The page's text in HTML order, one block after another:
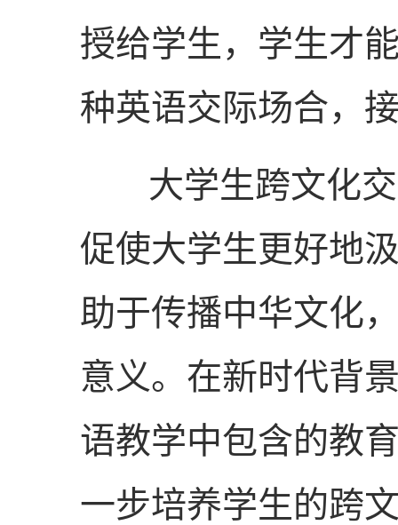
授给学生，学生才
种英语交际场合，
大学生跨文化
促使大学生更好地
助于传播中华文化
意义。在新时代背
语教学中包含的教
一步培养学生的跨